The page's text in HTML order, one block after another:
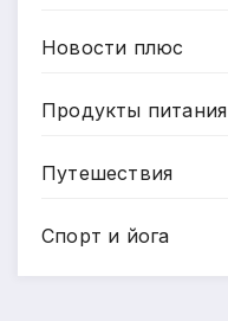
Новости плюс
Продукты питания
Путешествия
Спорт и йога